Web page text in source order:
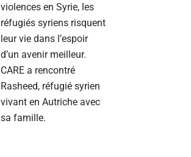
violences en Syrie, les
réfugiés syriens risquent
leur vie dans l’espoir
d’un avenir meilleur.
CARE a rencontré
Rasheed, réfugié syrien
vivant en Autriche avec
sa famille.